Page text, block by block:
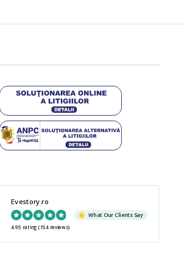
Evestory.ro
What Our Clients Say
4.95 rating (154 reviews)